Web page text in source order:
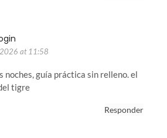
at 11:58
noches, guía práctica sin relleno. el
tigre
Responder